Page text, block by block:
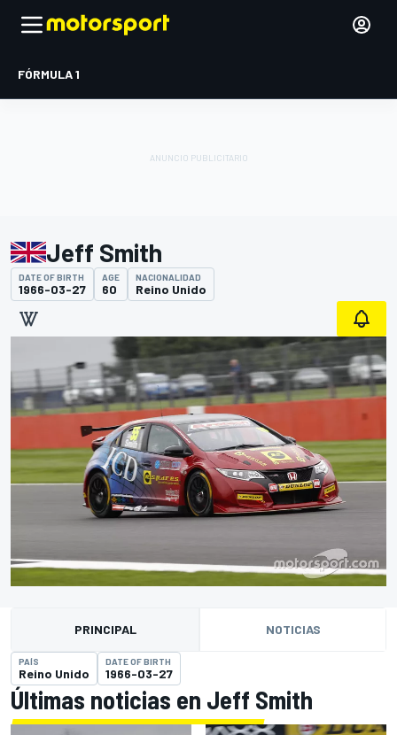
FÓRMULA 1
Jeff Smith
DATE OF BIRTH
1966-03-27
AGE
60
NACIONALIDAD
Reino Unido
PRINCIPAL NOTICIAS
PAÍS
Reino Unido
DATE OF BIRTH
1966-03-27
Últimas noticias en Jeff Smith